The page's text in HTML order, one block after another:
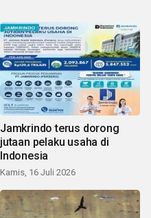
Jamkrindo terus dorong
jutaan pelaku usaha di
Indonesia
Kamis, 16 Juli 2026